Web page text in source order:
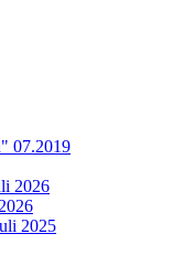
07.2019
2026
2025